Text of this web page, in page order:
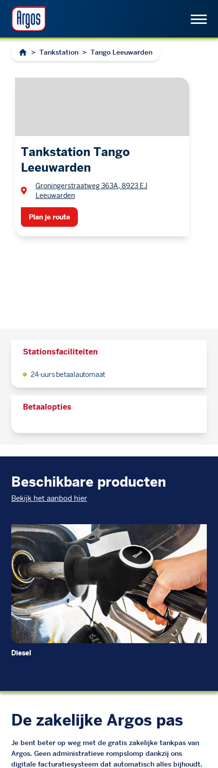
> Tankstation > Tango Leeuwarden
Tankstation Tango
Leeuwarden
Groningerstraatweg 363A, 8923 EJ
Leeuwarden
Plan je route
Stationsfaciliteiten
24-uurs betaalautomaat
Betaalopties
Beschikbare producten
Bekijk het aanbod hier
Diesel
De zakelijke Argos pas
Je bent beter op weg met de gratis zakelijke tankpas van
Argos. Geen administratieve rompslomp dankzij ons
digitale facturatiesysteem dat automatisch alles bijhoudt.